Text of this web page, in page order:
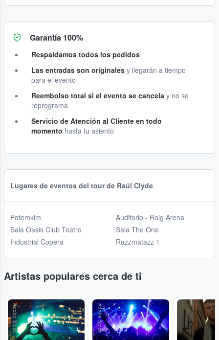
Garantía 100%
Respaldamos todos los pedidos
Las entradas son originales y llegarán a tiempo
para el evento
Reembolso total si el evento se cancela y no se
reprograma
Servicio de Atención al Cliente en todo
momento hasta tu asiento
Lugares de eventos del tour de Raúl Clyde
Potemkim
Sala Oasis Club Teatro
Industrial Copera
Auditorio - Roig Arena
Sala The One
Razzmatazz 1
Artistas populares cerca de ti
Adobe Stock Adobe Stock ...